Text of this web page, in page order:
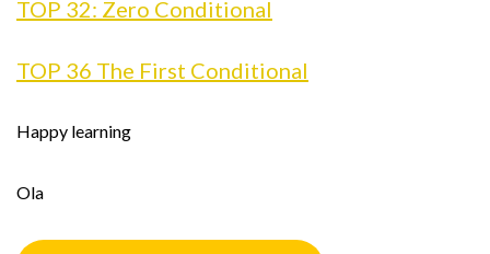
TOP 32: Zero Conditional
TOP 36 The First Conditional
Happy learning
Ola